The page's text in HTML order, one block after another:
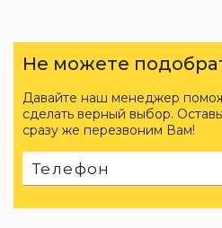
Не можете
Давайте наш менеджер
сделать верный выбор.
сразу же перезвоним Вам!